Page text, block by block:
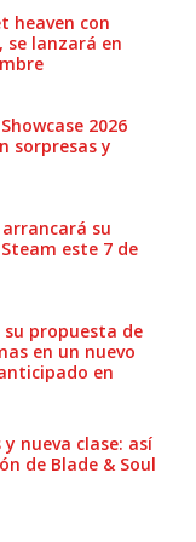
heaven con
lanzará en
2026
sorpresas y
su
este 7 de
propuesta de
en un nuevo
en
nueva clase: así
de Blade & Soul